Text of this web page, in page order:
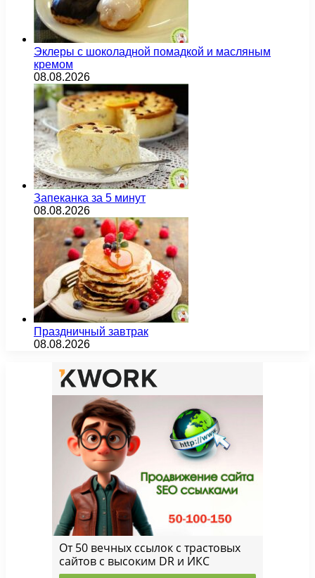
Эклеры с шоколадной помадкой и масляным
кремом
08.08.2026
Запеканка за 5 минут
08.08.2026
Праздничный завтрак
08.08.2026